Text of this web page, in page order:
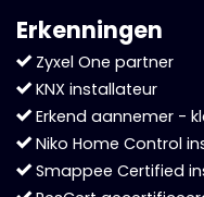
Erkenningen
Zyxel One partner
KNX installateur
Erkend aannemer -
Niko Home Control
Smappee Certified